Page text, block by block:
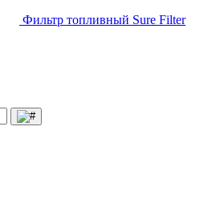
Фильтр топливный Sure Filter